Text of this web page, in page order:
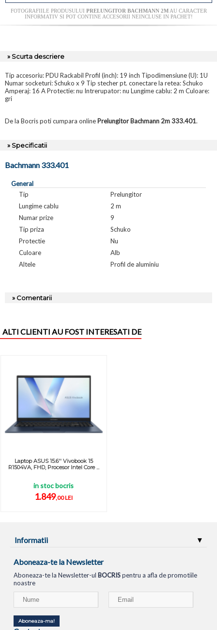
FOTOGRAFIILE PRODUSULUI PRELUNGITOR BACHMANN 2MAU CARACTER
INFORMATIV SI POT CONTINE ACCESORII NEINCLUSE IN PACHET!
» Scurta descriere
Tip accesoriu: PDU Rackabil Profil (inch): 19 inch Tipodimensiune (U): 1U
Numar socketuri: Schuko x 9 Tip stecher pt. conectare la retea: Schuko
Amperaj: 16 A Protectie: nu Intrerupator: nu Lungime cablu: 2 m Culoare:
gri
De la Bocris poti cumpara online Prelungitor Bachmann 2m 333.401.
» Specificatii
Bachmann 333.401
General
Tip
Prelungitor
Lungime cablu
2 m
Numar prize
9
Tip priza
Schuko
Protectie
Nu
Culoare
Alb
Altele
Profil de aluminiu
» Comentarii
ALTI CLIENTI AU FOST INTERESATI DE
Laptop ASUS 15.6'' Vivobook 15
R1504VA, FHD, Procesor Intel Core ...
in stoc bocris
1.849,00 LEI
Informatii
Aboneaza-te la Newsletter
Aboneaza-te la Newsletter-ul BOCRISpentru a afla de promotiile
noastre
Aboneaza-ma!